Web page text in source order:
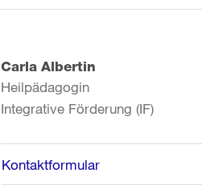
Carla Albertin
Heilpädagogin
Integrative Förderung (IF)
Kontaktformular